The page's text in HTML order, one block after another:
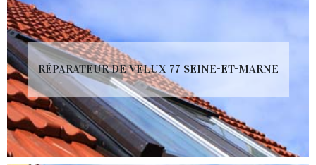
RÉPARATEUR DE VELUX 77 SEINE-ET-MARNE